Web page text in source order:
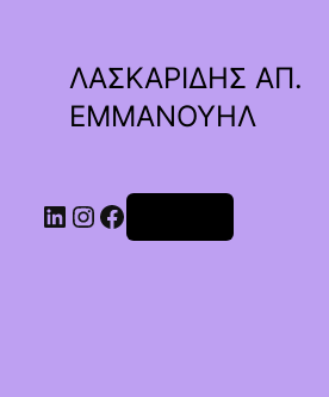
ΛΑΣΚΑΡΙΔΗΣ ΑΠ.
ΕΜΜΑΝΟΥΗΛ
Linkedin
Instagram
Facebook